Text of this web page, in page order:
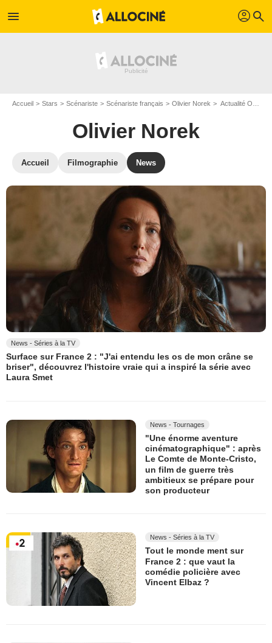
menu profil search
Accueil Stars Scénariste Scénariste français Olivier Norek Actualité Olivier Norek
Olivier Norek
Accueil Filmographie News
News - Séries à la TV
Surface sur France 2 : "J'ai entendu les os de mon crâne se
briser", découvrez l'histoire vraie qui a inspiré la série avec
Laura Smet
News - Tournages
"Une énorme aventure
cinématographique" : après
Le Comte de Monte-Cristo,
un film de guerre très
ambitieux se prépare pour
son producteur
News - Séries à la TV
Tout le monde ment sur
France 2 : que vaut la
comédie policière avec
Vincent Elbaz ?